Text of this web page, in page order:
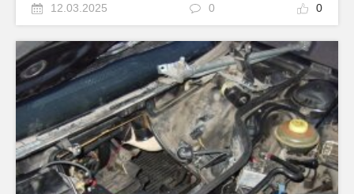
12.03.2025 0 0